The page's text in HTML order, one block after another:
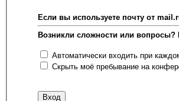
Если вы используете почту от
Возникли сложности или
Автоматически входить при
Скрыть моё пребывание на